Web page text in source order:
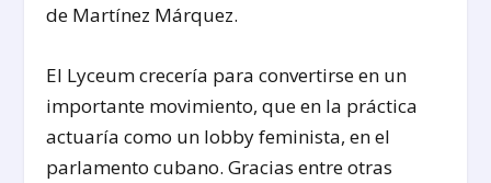
de Martínez Márquez.
El Lyceum crecería para convertirse en un
importante movimiento, que en la práctica
actuaría como un lobby feminista, en el
parlamento cubano. Gracias entre otras